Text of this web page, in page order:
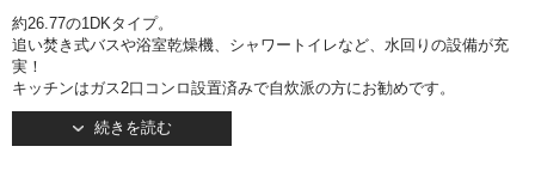
約26.77の1DKタイプ。
追い焚き式バスや浴室乾燥機、シャワートイレなど、水回りの設備が充
実！
キッチンはガス2口コンロ設置済みで自炊派の方にお勧めです。
洋室には作りつけのクローゼットがございます。
続きを読む